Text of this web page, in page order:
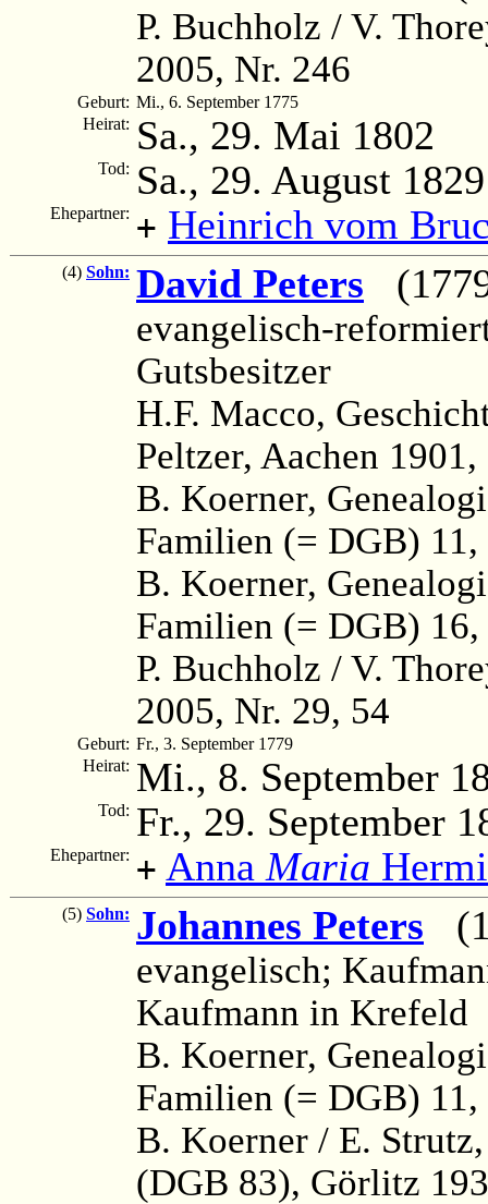
P. Buchholz / V.
2005, Nr. 246
Geburt: Mi., 6. September 1775
Heirat: Sa., 29. Mai 1802
Tod: Sa., 29. August 1829
Ehepartner: + Heinrich vom
(4) Sohn: David Peters
evangelisch-
Gutsbesitzer
H.F. Macco,
Peltzer, Aachen 1901,
B. Koerner,
Familien (= DGB)
B. Koerner,
Familien (= DGB)
P. Buchholz / V.
2005, Nr. 29, 54
Geburt: Fr., 3. September 1779
Heirat: Mi., 8. September
Tod: Fr., 29. September
Ehepartner: + Anna Maria
(5) Sohn: Johannes Peters
evangelisch;
Kaufmann in Krefeld
B. Koerner,
Familien (= DGB)
B. Koerner / E.
(DGB 83), Görlitz